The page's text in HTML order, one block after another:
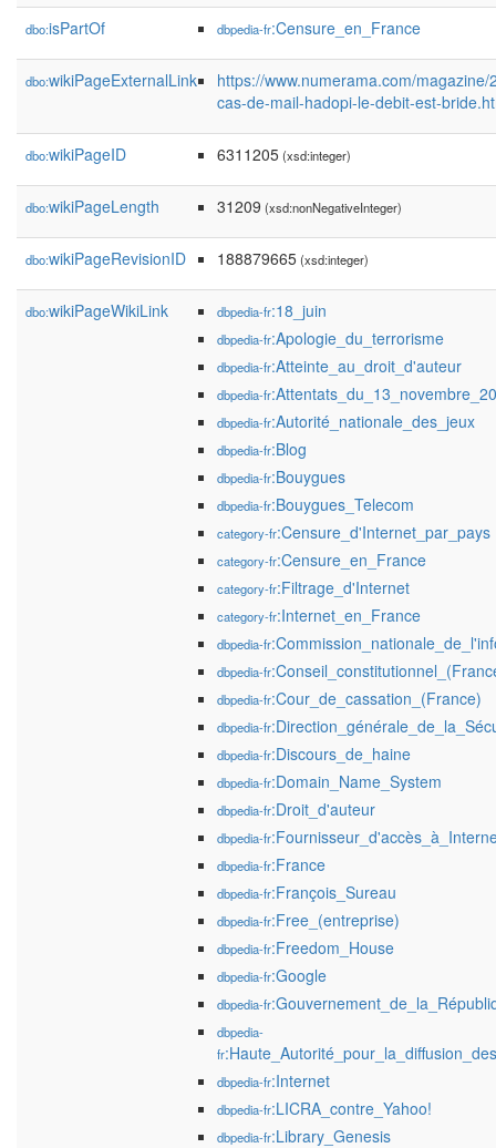
dbo:isPartOf dbpedia-fr:Censure_en_France
dbo:wikiPageExternalLink
https://www.numerama.com/
cas-de-mail-hadopi-le-debit-est-
dbo:wikiPageID 6311205(xsd:integer)
dbo:wikiPageLength 31209 (xsd:nonNegativeInteger)
dbo:wikiPageRevisionID 188879665(xsd:integer)
dbo:wikiPageWikiLink dbpedia-fr:18_juin
dbpedia-fr:Apologie_du_terrorisme
dbpedia-fr:Atteinte_au_droit_d'auteur
dbpedia-fr
dbpedia-fr:Autorité_nationale_des_jeux
dbpedia-fr:Blog
dbpedia-fr:Bouygues
dbpedia-fr:Bouygues_Telecom
category-fr:Censure_d'Internet_par_pays
category-fr:Censure_en_France
category-fr:Filtrage_d'Internet
category-fr:Internet_en_France
dbpedia-fr
dbpedia-fr
dbpedia-fr:Cour_de_cassation_(France)
dbpedia-fr
dbpedia-fr:Discours_de_haine
dbpedia-fr:Domain_Name_System
dbpedia-fr:Droit_d'auteur
dbpedia-fr
dbpedia-fr:France
dbpedia-fr:François_Sureau
dbpedia-fr:Free_(entreprise)
dbpedia-fr:Freedom_House
dbpedia-fr:Google
dbpedia-fr
dbpedia-
fr
dbpedia-fr:Internet
dbpedia-fr:LICRA_contre_Yahoo!
dbpedia-fr:Library_Genesis